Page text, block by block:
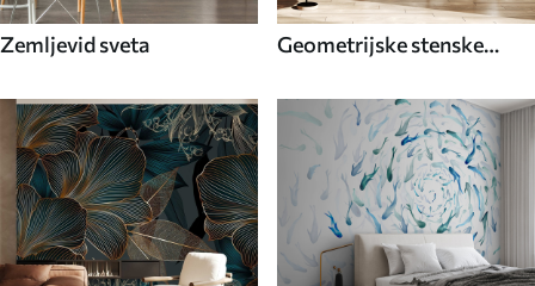
Zemljevid sveta
Geometrijske stenske